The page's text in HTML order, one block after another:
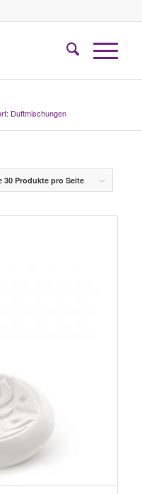
Duftmischungen
30 Produkte pro Seite